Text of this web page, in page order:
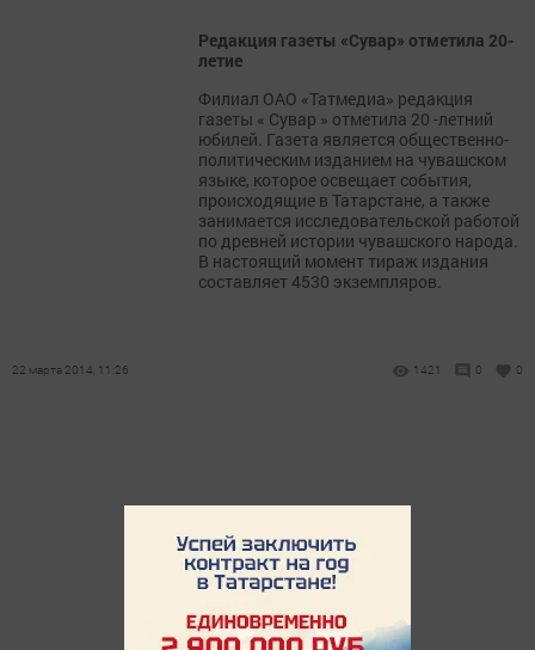
Редакция газеты «Сувар» отметила 20-
летие
Филиал ОАО «Татмедиа» редакция
газеты « Сувар » отметила 20 -летний
юбилей. Газета является общественно-
политическим изданием на чувашском
языке, которое освещает события,
происходящие в Татарстане, а также
занимается исследовательской работой
по древней истории чувашского народа.
В настоящий момент тираж издания
составляет 4530 экземпляров.
22 марта 2014, 11:26 1421 0 0